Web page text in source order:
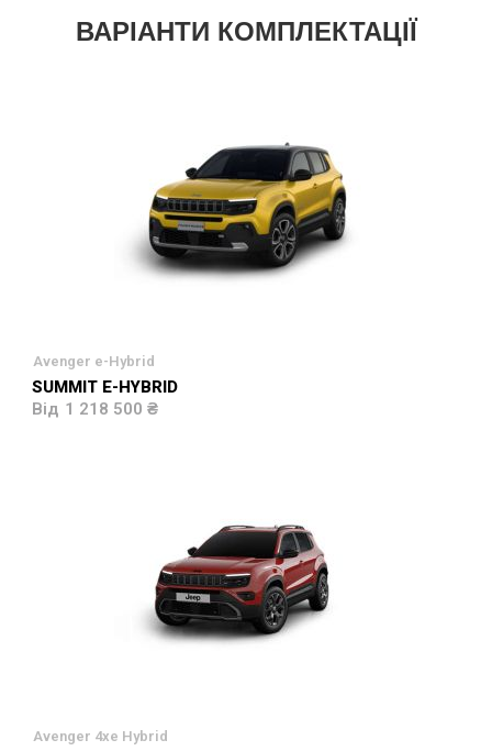
ВАРІАНТИ КОМПЛЕКТАЦІЇ
Avenger e-Hybrid
SUMMIT E-HYBRID
1 218 500 ₴
Avenger 4xe Hybrid